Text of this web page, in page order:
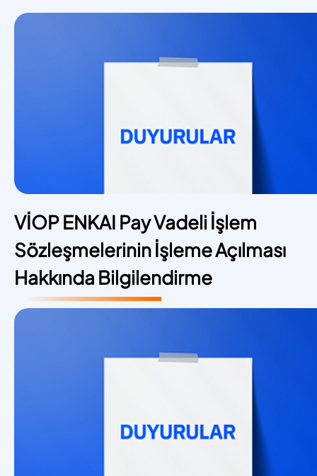
VİOP ENKAI Pay Vadeli İşlem
Sözleşmelerinin İşleme Açılması
Hakkında Bilgilendirme